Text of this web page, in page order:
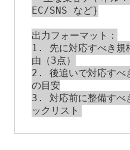
EC/SNS など}
出力フォーマット：
1. 先に対応すべき規
由（3点）
2. 後追いで対応すべ
の目安
3. 対応前に整備すべ